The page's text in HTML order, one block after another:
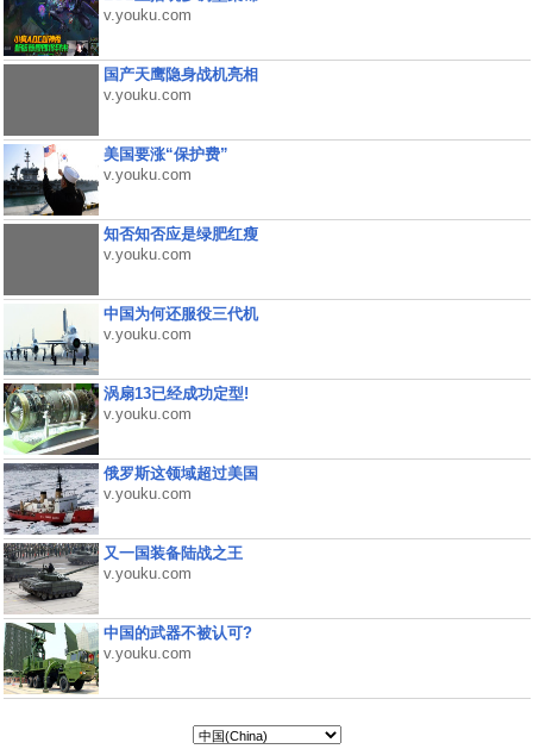
v.youku.com
国产天鹰隐身战机亮相
v.youku.com
美国要涨“保护费”
v.youku.com
知否知否应是绿肥红瘦
v.youku.com
中国为何还服役三代机
v.youku.com
涡扇13已经成功定型!
v.youku.com
俄罗斯这领域超过美国
v.youku.com
又一国装备陆战之王
v.youku.com
中国的武器不被认可?
v.youku.com